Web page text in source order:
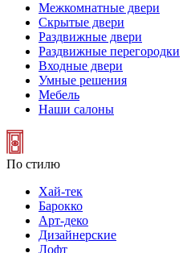
Межкомнатные двери
Скрытые двери
Раздвижные двери
Раздвижные перегородки
Входные двери
Умные решения
Мебель
Наши салоны
По стилю
Хай-тек
Барокко
Арт-деко
Дизайнерские
Лофт